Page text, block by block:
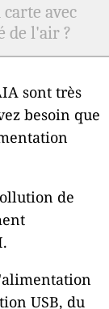
avec
de l'air ?
sont très
besoin que
de
USB, du